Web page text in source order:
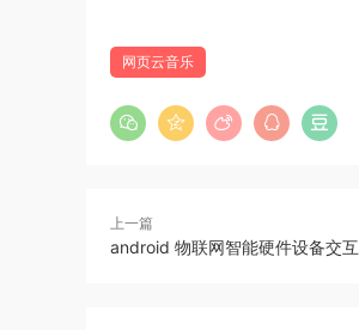
网页云音乐
上一篇
android 物联网智能硬件设备交互